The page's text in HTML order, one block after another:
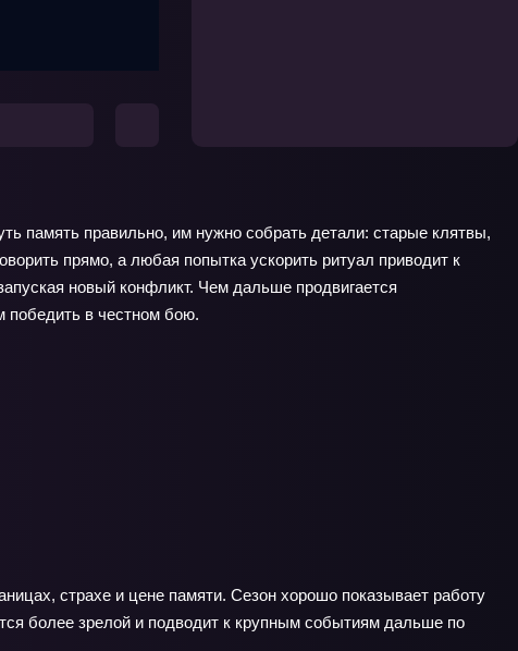
память правильно, им нужно собрать детали: старые клятвы,
прямо, а любая попытка ускорить ритуал приводит к
новый конфликт. Чем дальше продвигается
победить в честном бою.
страхе и цене памяти. Сезон хорошо показывает работу
более зрелой и подводит к крупным событиям дальше по